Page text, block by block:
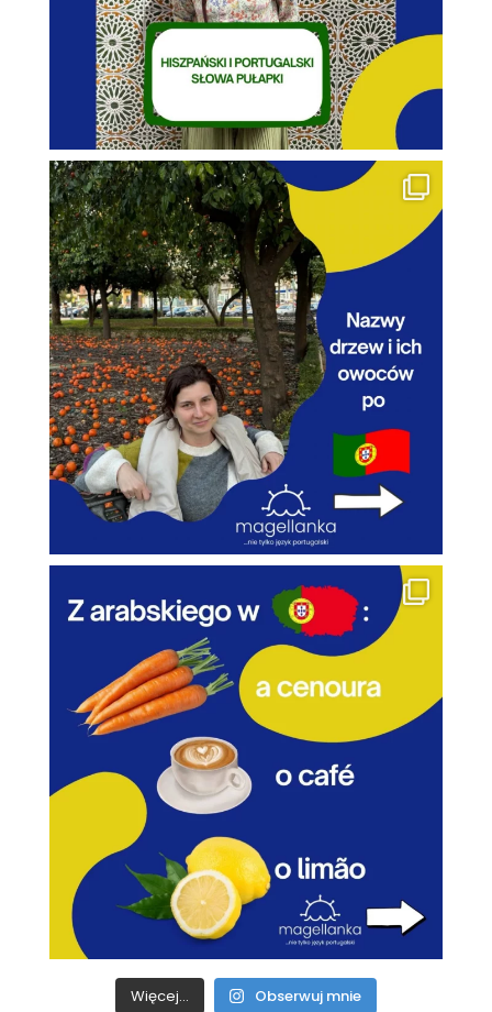
Więcej... Obserwuj mnie